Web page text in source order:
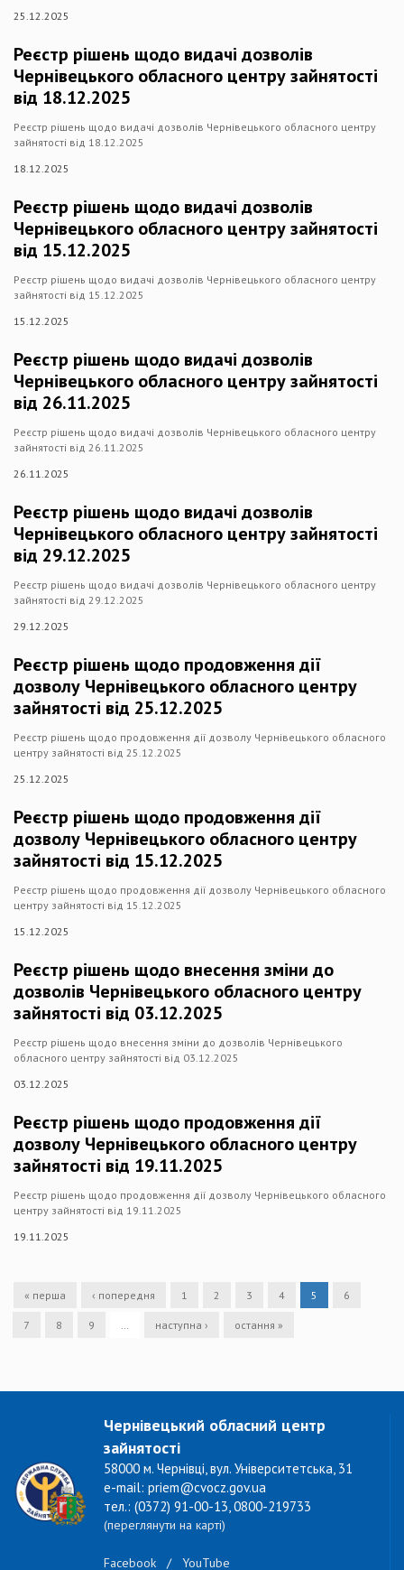
25.12.2025
Реєстр рішень щодо видачі дозволів
Чернівецького обласного центру зайнятості
від 18.12.2025
Реєстр рішень щодо видачі дозволів Чернівецького обласного центру
зайнятості від 18.12.2025
18.12.2025
Реєстр рішень щодо видачі дозволів
Чернівецького обласного центру зайнятості
від 15.12.2025
Реєстр рішень щодо видачі дозволів Чернівецького обласного центру
зайнятості від 15.12.2025
15.12.2025
Реєстр рішень щодо видачі дозволів
Чернівецького обласного центру зайнятості
від 26.11.2025
Реєстр рішень щодо видачі дозволів Чернівецького обласного центру
зайнятості від 26.11.2025
26.11.2025
Реєстр рішень щодо видачі дозволів
Чернівецького обласного центру зайнятості
від 29.12.2025
Реєстр рішень щодо видачі дозволів Чернівецького обласного центру
зайнятості від 29.12.2025
29.12.2025
Реєстр рішень щодо продовження дії
дозволу Чернівецького обласного центру
зайнятості від 25.12.2025
Реєстр рішень щодо продовження дії дозволу Чернівецького обласного
центру зайнятості від 25.12.2025
25.12.2025
Реєстр рішень щодо продовження дії
дозволу Чернівецького обласного центру
зайнятості від 15.12.2025
Реєстр рішень щодо продовження дії дозволу Чернівецького обласного
центру зайнятості від 15.12.2025
15.12.2025
Реєстр рішень щодо внесення зміни до
дозволів Чернівецького обласного центру
зайнятості від 03.12.2025
Реєстр рішень щодо внесення зміни до дозволів Чернівецького
обласного центру зайнятості від 03.12.2025
03.12.2025
Реєстр рішень щодо продовження дії
дозволу Чернівецького обласного центру
зайнятості від 19.11.2025
Реєстр рішень щодо продовження дії дозволу Чернівецького обласного
центру зайнятості від 19.11.2025
19.11.2025
« перша ‹ попередня 1 2 3 4 5 6
7 8 9 … наступна › остання »
Чернівецький обласний центр
зайнятості
58000 м. Чернівці, вул. Університетська, 31
e-mail: priem@cvocz.gov.ua
тел.: (0372) 91-00-13, 0800-219733
(переглянути на карті)
Facebook / YouTube